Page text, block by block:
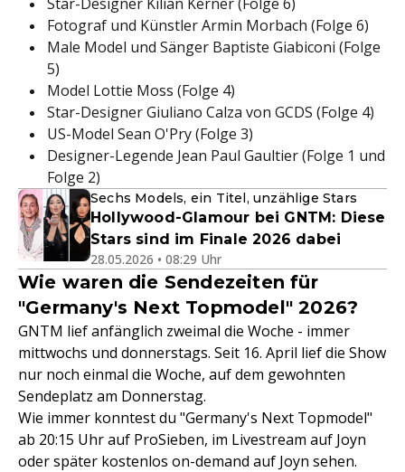
Fotograf und Künstler Armin Morbach (Folge 6)
Male Model und Sänger Baptiste Giabiconi (Folge
5)
Model Lottie Moss (Folge 4)
Star-Designer Giuliano Calza von GCDS (Folge 4)
US-Model Sean O'Pry (Folge 3)
Designer-Legende Jean Paul Gaultier (Folge 1 und
Folge 2)
Sechs Models, ein Titel, unzählige Stars
Hollywood-Glamour bei GNTM: Diese
Stars sind im Finale 2026 dabei
28.05.2026 • 08:29 Uhr
Wie waren die Sendezeiten für
"Germany's Next Topmodel" 2026?
GNTM lief anfänglich zweimal die Woche - immer
mittwochs und donnerstags. Seit 16. April lief die Show
nur noch einmal die Woche, auf dem gewohnten
Sendeplatz am Donnerstag.
Wie immer konntest du "Germany's Next Topmodel"
ab 20:15 Uhr auf ProSieben, im Livestream auf Joyn
oder später kostenlos on-demand auf Joyn sehen.